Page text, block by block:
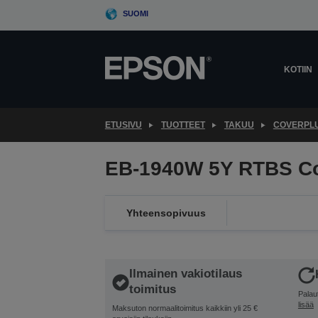
SUOMI
KOTIIN
ETUSIVU TUOTTEET TAKUU
EB-1940W 5Y RTBS
Yhteensopivuus
Ilmainen vakiotilaus
toimitus
Maksuton normaalitoimitus kaikkiin yli 25 €
lisää